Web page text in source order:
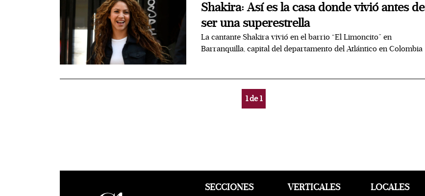
Shakira: Así es la casa donde vivió antes de
ser una superestrella
La cantante Shakira vivió en el barrio “El Limoncito” en
Barranquilla, capital del departamento del Atlántico en Colombia
1de1
SECCIONES VERTICALES LOCALES